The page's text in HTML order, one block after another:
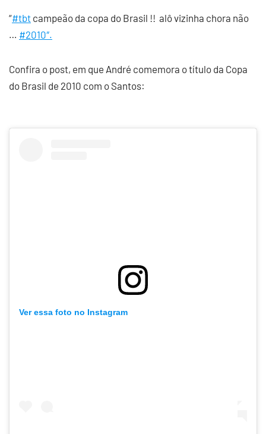
“#tbt campeão da copa do Brasil !! alô vizinha chora não
… #2010″.
Confira o post, em que André comemora o título da Copa
do Brasil de 2010 com o Santos:
Ver essa foto no Instagram